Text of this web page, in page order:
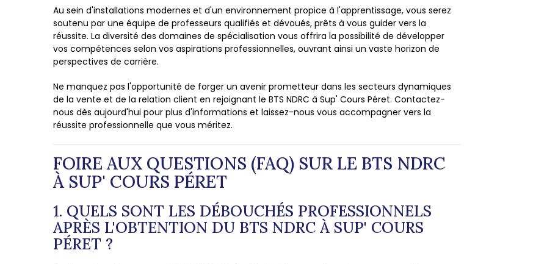
Au sein d'installations modernes et d'un environnement propice à l'apprentissage, vous serez
soutenu par une équipe de professeurs qualifiés et dévoués, prêts à vous guider vers la
réussite. La diversité des domaines de spécialisation vous offrira la possibilité de développer
vos compétences selon vos aspirations professionnelles, ouvrant ainsi un vaste horizon de
perspectives de carrière.
Ne manquez pas l'opportunité de forger un avenir prometteur dans les secteurs dynamiques
de la vente et de la relation client en rejoignant le BTS NDRC à Sup' Cours Péret. Contactez-
nous dès aujourd'hui pour plus d'informations et laissez-nous vous accompagner vers la
réussite professionnelle que vous méritez.
FOIRE AUX QUESTIONS (FAQ) SUR LE BTS NDRC
À SUP' COURS PÉRET
1. QUELS SONT LES DÉBOUCHÉS PROFESSIONNELS
APRÈS L'OBTENTION DU BTS NDRC À SUP' COURS
PÉRET ?